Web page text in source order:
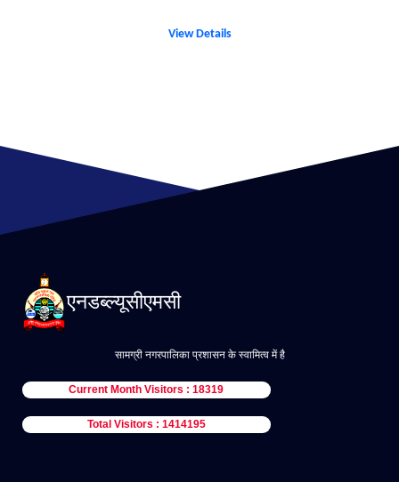
View Details
एनडब्ल्यूसीएमसी
सामग्री नगरपालिका प्रशासन के स्वामित्व में है
Current Month Visitors : 18319
Total Visitors : 1414195